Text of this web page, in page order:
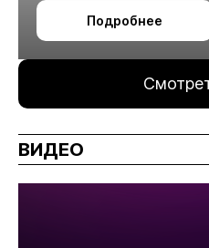
октября в Алматы
Подробнее
ВИДЕО